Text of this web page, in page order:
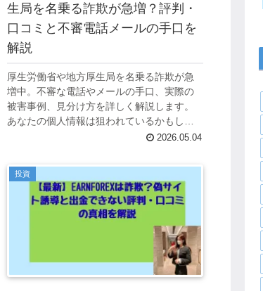
生局を名乗る詐欺が急増？評判・
口コミと不審電話メールの手口を
解説
厚生労働省や地方厚生局を名乗る詐欺が急
増中。不審な電話やメールの手口、実際の
被害事例、見分け方を詳しく解説します。
あなたの個人情報は狙われているかもしれ
2026.05.04
投資